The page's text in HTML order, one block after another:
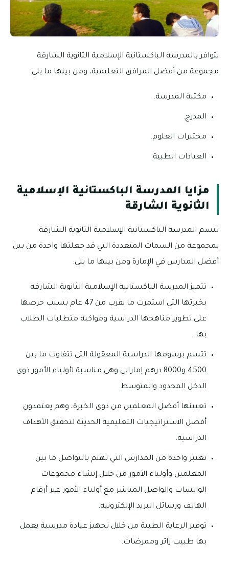
يتوافر بالمدرسة الباكستانية الإسلامية الثانوية الشارقة
مجموعة من أفضل المرافق التعليمية، ومن بينها ما يلي:
مكتبة المدرسة.
المدرج.
مختبرات العلوم.
العيادات الطبية.
مزايا المدرسة الباكستانية الإسلامية
الثانوية الشارقة
تتسم المدرسة الباكستانية الإسلامية الثانوية الشارقة
بمجموعة من السمات المتعددة التي قد جعلتها واحدة من بين
أفضل المدارس في الإمارة ومن بينها ما يلي:
تتميز المدرسة الباكستانية الإسلامية الثانوية الشارقة
بخبرتها التي استمرت ما يقرب من 47 عام بسبب حرصها
على تطوير مناهجها الدراسية ومواكبة متطلبات الطلاب
بها.
تتسم برسومها الدراسية المعقولة التي تتفاوت ما بين
4500 و8000 درهم إماراتي وهى مناسبة لأولياء الأمور ذوي
الدخل المحدود والمتوسط.
تعيينها أفضل المعلمين من ذوي الخبرة، وهم يعتمدون
أفضل الاستراتيجيات التعليمية الحديثة لتحقيق الأهداف
الدراسية.
تعتبر واحدة من المدارس التي تهتم بالتواصل ما بين
المعلمين وأولياء الأمور من خلال إنشاء مجموعات
الواتساب والواصل المباشر مع أولياء الأمور عبر أرقام
الهاتف ورسائل البريد الإلكترونية.
توفير الرعاية الطبية من خلال تجهيز عيادة مدرسية يعمل
بها طبيب زائر وممرضات.